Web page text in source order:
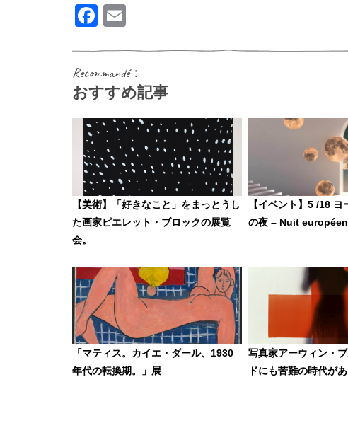
Facebook
Recommandé：
おすすめ記事
【美術】「好きなこと」をまっとうし
た画家ピエレット・ブロックの展覧
会。
【イベント】5 /18
の夜 – Nuit
「マティス。カイエ・ダール、1930
年代の転換期。」展
写真家アーウィン・
ドにも苦難の時代があ